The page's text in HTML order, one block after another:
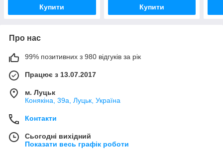
Купити Купити
Про нас
99% позитивних з 980 відгуків за рік
Працює з 13.07.2017
м. Луцьк
Конякіна, 39а, Луцьк, Україна
Контакти
Сьогодні вихідний
Показати весь графік роботи